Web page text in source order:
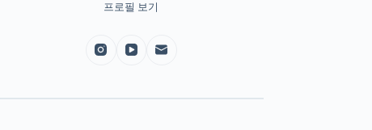
프로필 보기